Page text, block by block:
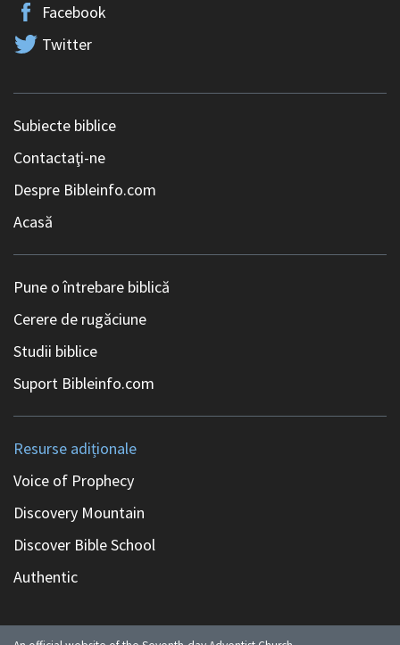
Facebook
Twitter
Subiecte biblice
Contactaţi-ne
Despre Bibleinfo.com
Acasă
Pune o întrebare biblică
Cerere de rugăciune
Studii biblice
Suport Bibleinfo.com
Resurse adiționale
Voice of Prophecy
Discovery Mountain
Discover Bible School
Authentic